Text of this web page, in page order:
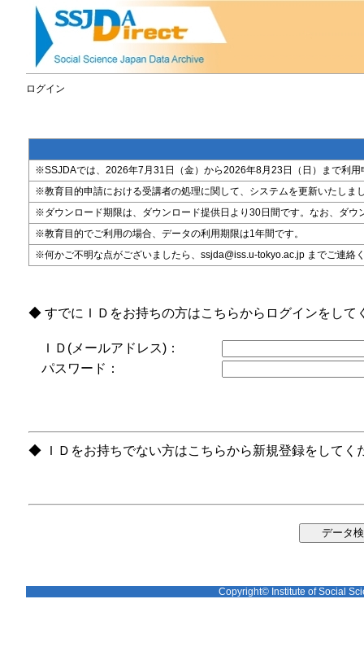
ログイン
※SSJDAでは、2026年7月31日（金）から2026年8月23日（日）まで利
※教育目的申請における受講者の処理に関して、システムを更新いたしま
※ダウンロード期限は、ダウンロード提供日より30日間です。なお、ダ
※教育目的でご利用の場合、データの利用期限は1年間です。
※何かご不明な点がございましたら、ssjda@iss.u-tokyo.ac.jp までご連絡
◆ すでにＩＤをお持ちの方はこちらからログインをして
ＩＤ(メールアドレス)：
パスワード：
◆ ＩＤをお持ちでない方はこちらから新規登録をしてく
Copyright© Institute of Social